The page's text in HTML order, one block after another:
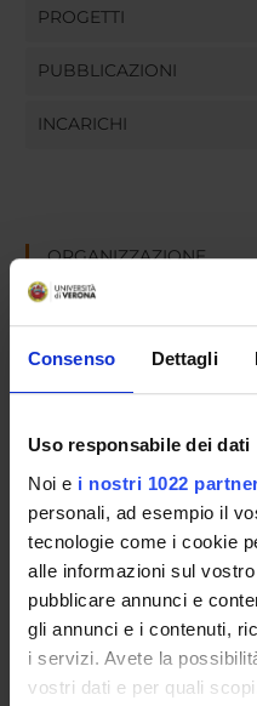
Consenso Dettagli
Uso responsabile dei dati
Noi e i nostri 1022
personali, ad esempio il
tecnologie come i cookie
alle informazioni sul
pubblicare annunci e
gli annunci e i contenuti,
i servizi. Avete la
vostri dati e per quali
PROGETTI
PUBBLICAZIONI
INCARICHI
ORGANIZZAZIONE
GOVERNANCE
COMMISSIONI
STRUTTURE DEL
LABORATORI DI RICERCA
CENTRI DI RICERCA
BIBLIOTECHE